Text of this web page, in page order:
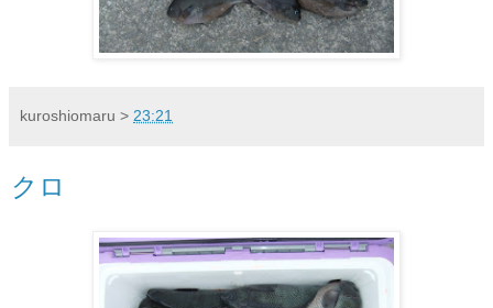
kuroshiomaru > 23:21
クロ